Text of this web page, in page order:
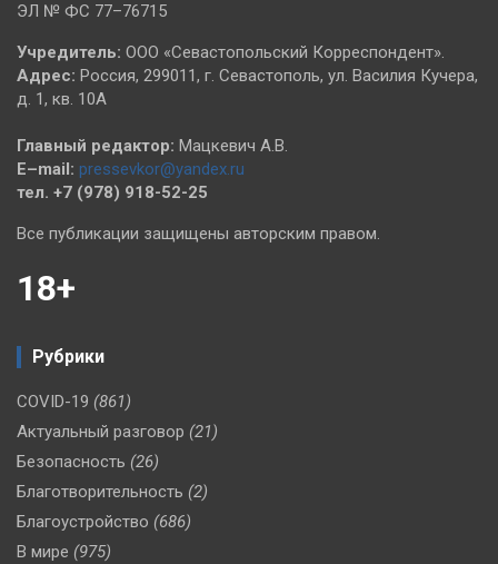
ЭЛ № ФС 77–76715
Учредитель: ООО «Севастопольский Корреспондент».
Адрес: Россия, 299011, г. Севастополь, ул. Василия Кучера,
д. 1, кв. 10А
Главный редактор: Мацкевич А.В.
E–mail: pressevkor@yandex.ru
тел. +7 (978) 918-52-25
Все публикации защищены авторским правом.
18+
Рубрики
COVID-19 (861)
Актуальный разговор (21)
Безопасность (26)
Благотворительность (2)
Благоустройство (686)
В мире (975)